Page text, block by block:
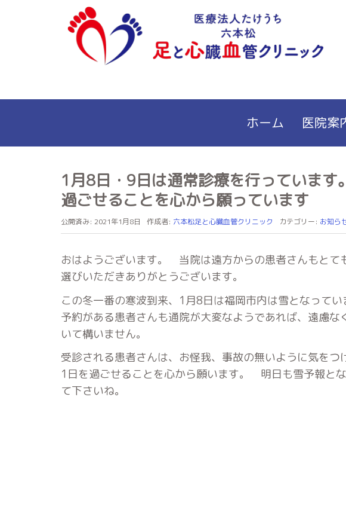
ホーム 医院案
1月8日・9日は通常診療を行っていま
過ごせることを心から願っています
公開済み: 2021年1月8日 作成者: 六本松足と心臓血管クリニック カテゴリー: お知ら
おはようございます。 当院は遠方からの患者さんもとて
選びいただきありがとうございます。
この冬一番の寒波到来、1月8日は福岡市内は雪となって
予約がある患者さんも通院が大変なようであれば、遠慮
いて構いません。
受診される患者さんは、お怪我、事故の無いように気を
1日を過ごせることを心から願います。 明日も雪予報と
て下さいね。